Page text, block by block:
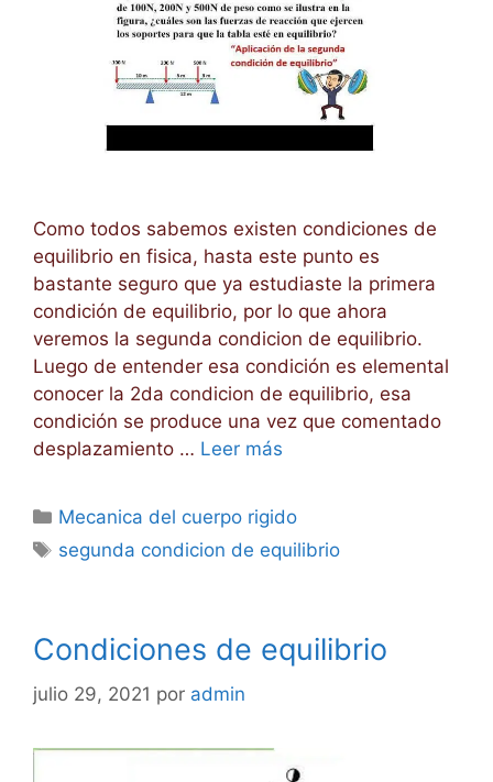
Como todos sabemos existen condiciones de
equilibrio en fisica, hasta este punto es
bastante seguro que ya estudiaste la primera
condición de equilibrio, por lo que ahora
veremos la segunda condicion de equilibrio.
Luego de entender esa condición es elemental
conocer la 2da condicion de equilibrio, esa
condición se produce una vez que comentado
desplazamiento … Leer más
Categorías
Mecanica del cuerpo rigido
Etiquetas
segunda condicion de equilibrio
Condiciones de equilibrio
julio 29, 2021 por admin